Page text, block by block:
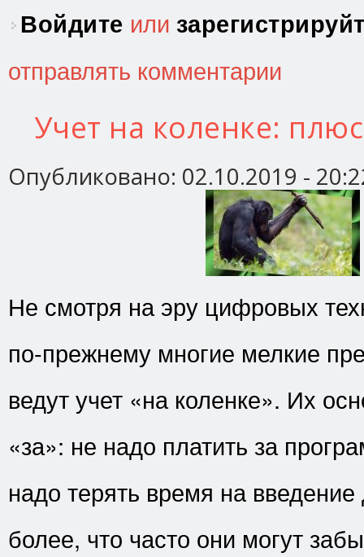
Войдите или
отправлять комментарии
Учет на коленке:
Опубликовано: 02.10.2019 -
Не смотря на эру цифровых
по-прежнему многие мелкие
ведут учет «на коленке». Их
«за»: не надо платить за
надо терять время на
более, что часто они могут